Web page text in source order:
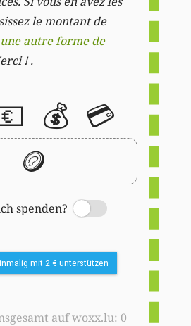
le montant de
une autre forme de
! .
💰 💳
🪙
spenden?
Switch
mit 2 € unterstützen
auf woxx.lu: 0